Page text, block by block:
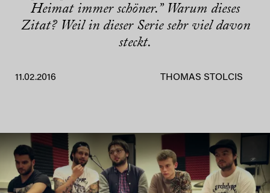
Heimat immer schöner.” Warum dieses
Zitat? Weil in dieser Serie sehr viel davon
steckt.
11.02.2016 THOMAS STOLCIS